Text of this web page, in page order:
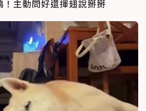
！主動問好還揮翅說掰掰